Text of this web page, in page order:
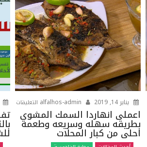
يناير 14, 2019 التعليقاتعلى
اعملى
انهاردا
السمك
اعملى انهاردا السمك المشوي
بطريقه سهله وسريعه وطعمه
احلى من كبار المحلات
على
اسهل
طريقه
لتقطيع